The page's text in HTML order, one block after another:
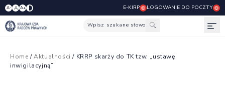
A- A A+ E-KIRP LOGOWANIE DO POCZTY
Wpisz szukane słowo
Home /Aktualności / KRRP skarży do TK tzw. „ustawę
inwigilacyjną”